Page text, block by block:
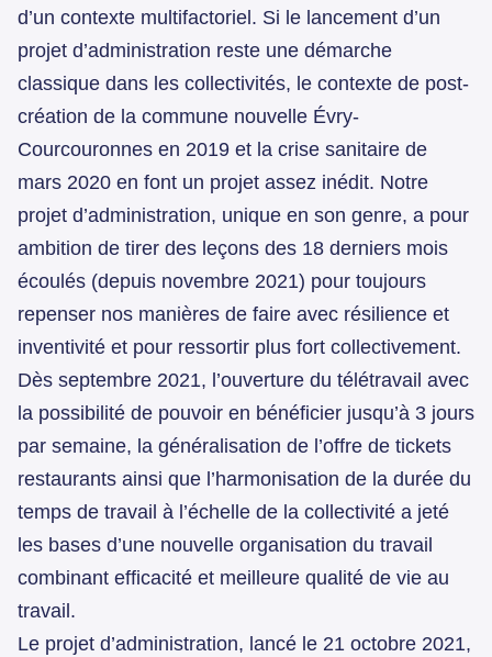
d’un contexte multifactoriel. Si le lancement d’un
projet d’administration reste une démarche
classique dans les collectivités, le contexte de post-
création de la commune nouvelle Évry-
Courcouronnes en 2019 et la crise sanitaire de
mars 2020 en font un projet assez inédit. Notre
projet d’administration, unique en son genre, a pour
ambition de tirer des leçons des 18 derniers mois
écoulés (depuis novembre 2021) pour toujours
repenser nos manières de faire avec résilience et
inventivité et pour ressortir plus fort collectivement.
Dès septembre 2021, l’ouverture du télétravail avec
la possibilité de pouvoir en bénéficier jusqu’à 3 jours
par semaine, la généralisation de l’offre de tickets
restaurants ainsi que l’harmonisation de la durée du
temps de travail à l’échelle de la collectivité a jeté
les bases d’une nouvelle organisation du travail
combinant efficacité et meilleure qualité de vie au
travail.
Le projet d’administration, lancé le 21 octobre 2021,